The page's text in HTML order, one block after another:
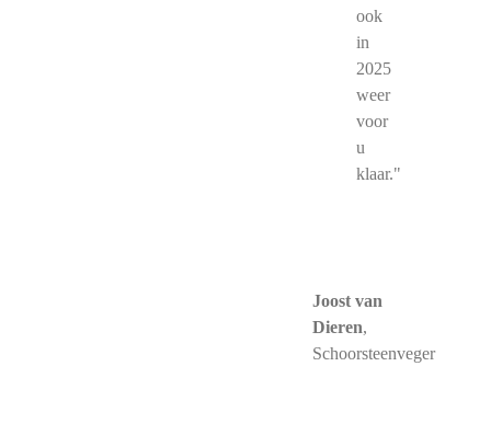
ook
in
2025
weer
voor
u
klaar."
Joost van
Dieren,
Schoorsteenveger